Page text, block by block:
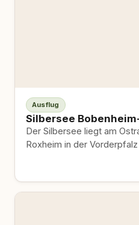
Ausflug
Silbersee
Der Silbersee liegt am
Roxheim in der